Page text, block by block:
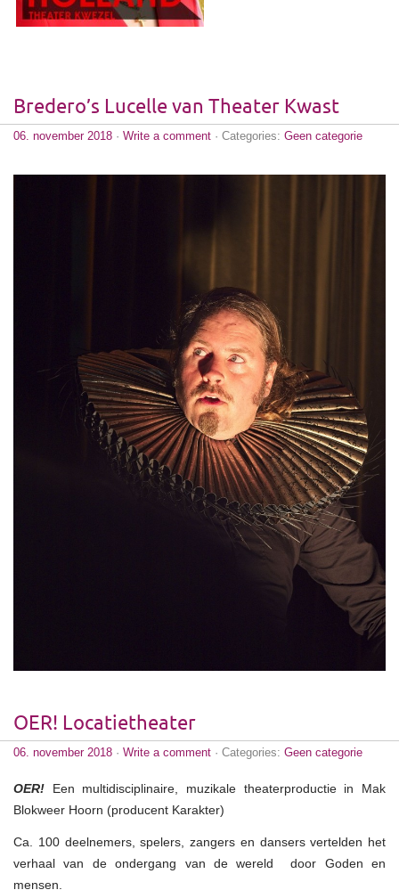
Bredero’s Lucelle van Theater Kwast
06. november 2018 · Write a comment · Categories: Geen categorie
OER! Locatietheater
06. november 2018 · Write a comment · Categories: Geen categorie
OER! Een multidisciplinaire, muzikale theaterproductie in Mak
Blokweer Hoorn (producent Karakter)
Ca. 100 deelnemers, spelers, zangers en dansers vertelden het
verhaal van de ondergang van de wereld door Goden en
mensen.